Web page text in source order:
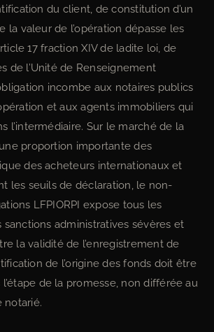
du client, de constitution d’un
la valeur de l’opération dépasse les
17 fraction XIV de ladite loi, de
de l’Unité de Renseignement
incombe aux notaires publics
et aux agents immobiliers qui
l’intermédiaire. Sur le marché de la
proportion importante des
des acheteurs internationaux et
les seuils de déclaration, le non-
LFPIORPI expose tous les
sanctions administratives sévères et
la validité de l’enregistrement de
de l’origine des fonds doit être
de la promesse, non différée au
notarié.